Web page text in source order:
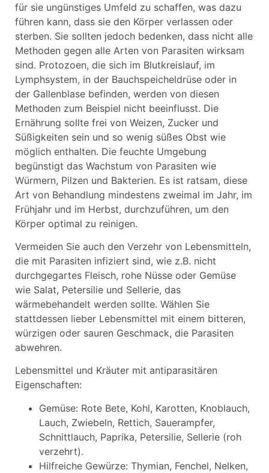
für sie ungünstiges Umfeld zu schaffen, was dazu
führen kann, dass sie den Körper verlassen oder
sterben. Sie sollten jedoch bedenken, dass nicht alle
Methoden gegen alle Arten von Parasiten wirksam
sind. Protozoen, die sich im Blutkreislauf, im
Lymphsystem, in der Bauchspeicheldrüse oder in
der Gallenblase befinden, werden von diesen
Methoden zum Beispiel nicht beeinflusst. Die
Ernährung sollte frei von Weizen, Zucker und
Süßigkeiten sein und so wenig süßes Obst wie
möglich enthalten. Die feuchte Umgebung
begünstigt das Wachstum von Parasiten wie
Würmern, Pilzen und Bakterien. Es ist ratsam, diese
Art von Behandlung mindestens zweimal im Jahr, im
Frühjahr und im Herbst, durchzuführen, um den
Körper optimal zu reinigen.
Vermeiden Sie auch den Verzehr von Lebensmitteln,
die mit Parasiten infiziert sind, wie z.B. nicht
durchgegartes Fleisch, rohe Nüsse oder Gemüse
wie Salat, Petersilie und Sellerie, das
wärmebehandelt werden sollte. Wählen Sie
stattdessen lieber Lebensmittel mit einem bitteren,
würzigen oder sauren Geschmack, die Parasiten
abwehren.
Lebensmittel und Kräuter mit antiparasitären
Eigenschaften:
Gemüse: Rote Bete, Kohl, Karotten, Knoblauch,
Lauch, Zwiebeln, Rettich, Sauerampfer,
Schnittlauch, Paprika, Petersilie, Sellerie (roh
verzehrt).
Hilfreiche Gewürze: Thymian, Fenchel, Nelken,